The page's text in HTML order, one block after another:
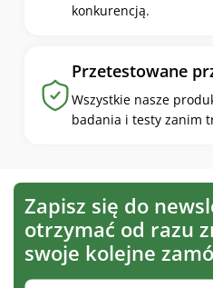
konkurencją.
Przetestowane
Wszystkie nasze
badania i testy zanim
Zapisz się do
otrzymać od razu
swoje kolejne